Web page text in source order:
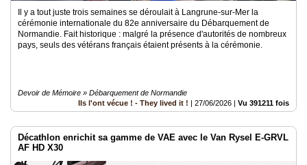
Il y a tout juste trois semaines se déroulait à Langrune-sur-Mer la
cérémonie internationale du 82e anniversaire du Débarquement de
Normandie. Fait historique : malgré la présence d'autorités de nombreux
pays, seuls des vétérans français étaient présents à la cérémonie.
Devoir de Mémoire » Débarquement de Normandie
Ils l'ont vécue ! - They lived it ! | 27/06/2026 | Vu 391211 fois
Décathlon enrichit sa gamme de VAE avec le Van Rysel E-GRVL
AF HD X30